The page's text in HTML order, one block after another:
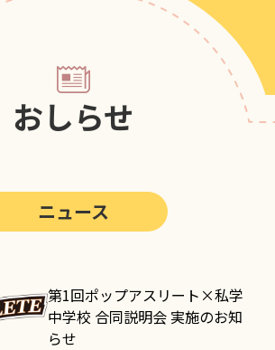
おしらせ
ニュース
第1回ポップアスリート×私学
中学校 合同説明会 実施のお知
らせ